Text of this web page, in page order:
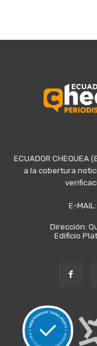
ECUADOR
a la cobertura
E-MAIL:
Dirección:
Edificio